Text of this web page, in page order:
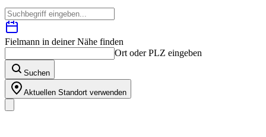
Fielmann in deiner Nähe finden
Ort oder PLZ eingeben
Suchen
Aktuellen Standort verwenden